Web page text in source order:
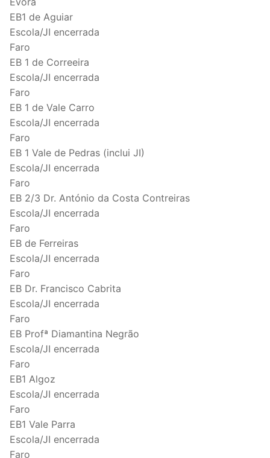
EB1 de Aguiar
Escola/JI encerrada
Faro
EB 1 de Correeira
Escola/JI encerrada
Faro
EB 1 de Vale Carro
Escola/JI encerrada
Faro
EB 1 Vale de Pedras (inclui JI)
Escola/JI encerrada
Faro
EB 2/3 Dr. António da Costa Contreiras
Escola/JI encerrada
Faro
EB de Ferreiras
Escola/JI encerrada
Faro
EB Dr. Francisco Cabrita
Escola/JI encerrada
Faro
EB Profª Diamantina Negrão
Escola/JI encerrada
Faro
EB1 Algoz
Escola/JI encerrada
Faro
EB1 Vale Parra
Escola/JI encerrada
Faro